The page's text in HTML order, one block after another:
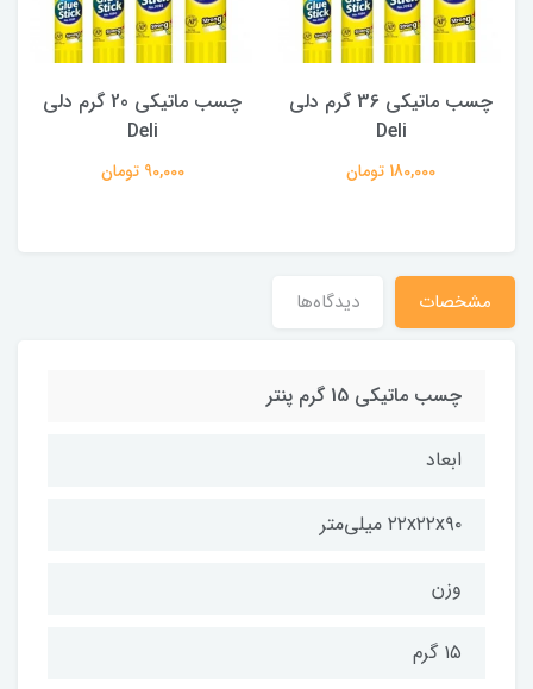
چسب ماتيکی 36 گرم دلی
Deli
180,000 تومان
چسب ماتيکی 20 گرم دلی
Deli
90,000 تومان
مشخصات دیدگاه‌ها
چسب ماتیکی 15 گرم پنتر
ابعاد
۲۲x۲۲x۹۰ میلی‌متر
وزن
۱۵ گرم